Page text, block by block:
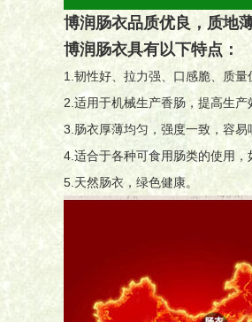
博润肠衣品质优良，质地
博润肠衣具有以下特点：
1.韧性好、拉力强、口感脆、质量
2.适用于机械生产香肠，提高生产
3.肠衣厚薄均匀，强度一致，容易
4.适合于各种可食用肠类的使用，
5.天然肠衣，绿色健康。